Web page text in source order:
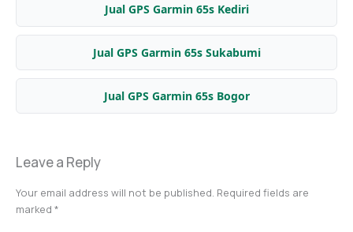
Jual GPS Garmin 65s Kediri
Jual GPS Garmin 65s Sukabumi
Jual GPS Garmin 65s Bogor
Leave a Reply
Your email address will not be published. Required fields are
marked *